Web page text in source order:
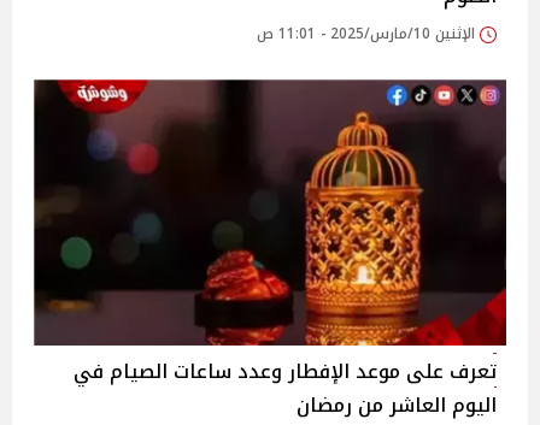
الإثنين 10/مارس/2025 - 11:01 ص
تعرف على موعد الإفطار وعدد ساعات الصيام في
اليوم العاشر من رمضان